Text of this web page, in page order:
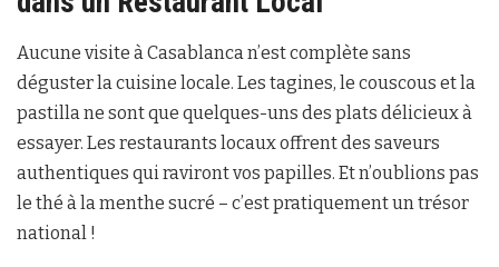
Aucune visite à Casablanca n’est complète sans
déguster la cuisine locale. Les tagines, le couscous et la
pastilla ne sont que quelques-uns des plats délicieux à
essayer. Les restaurants locaux offrent des saveurs
authentiques qui raviront vos papilles. Et n’oublions pas
le thé à la menthe sucré – c’est pratiquement un trésor
national !